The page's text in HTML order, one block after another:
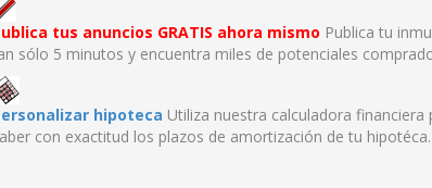
tus anuncios GRATIS ahora mismo Publica tu
sólo 5 minutos y encuentra miles de potenciales
hipoteca Utiliza nuestra calculadora financiera
con exactitud los plazos de amortización de tu hipotéca.